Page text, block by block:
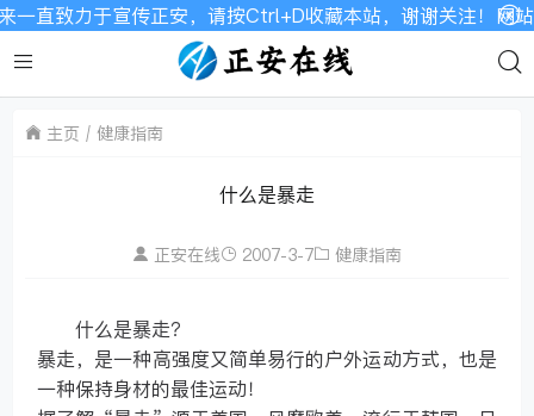
致力于宣传正安，请按Ctrl+D收藏本站，谢谢关注！网站
主页 健康指南
什么是暴走
正安在线 2007-3-7 健康指南
什么是暴走？
暴走，是一种高强度又简单易行的户外运动方式，也是
一种保持身材的最佳运动！